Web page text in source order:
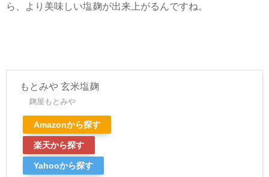
ら、より美味しい塩麹が出来上がるんですね。
もとみや 玄米塩麹
麹屋もとみや
Amazonから探す
楽天から探す
Yahooから探す